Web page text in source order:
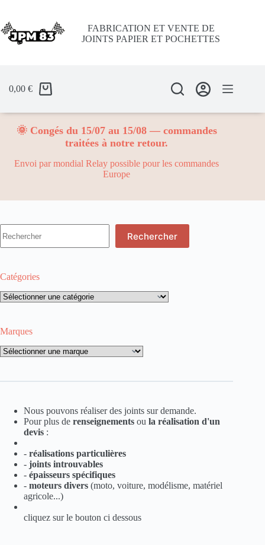
contenu
FABRICATION ET VENTE DE
JOINTS PAPIER ET POCHETTES
0,00 €
🌞 Congés du 15/07 au 15/08 — commandes
traitées à notre retour.
Envoi par mondial Relay possible pour les commandes
Europe
Rechercher
résultat
Catégories
Catégories
Marques
Marques
Nous pouvons réaliser des joints sur demande.
Pour plus de renseignements ou la réalisation d'un
devis :
- réalisations particulières
- joints introuvables
- épaisseurs spécifiques
- moteurs divers (moto, voiture, modélisme, matériel
agricole...)
cliquez sur le bouton ci dessous